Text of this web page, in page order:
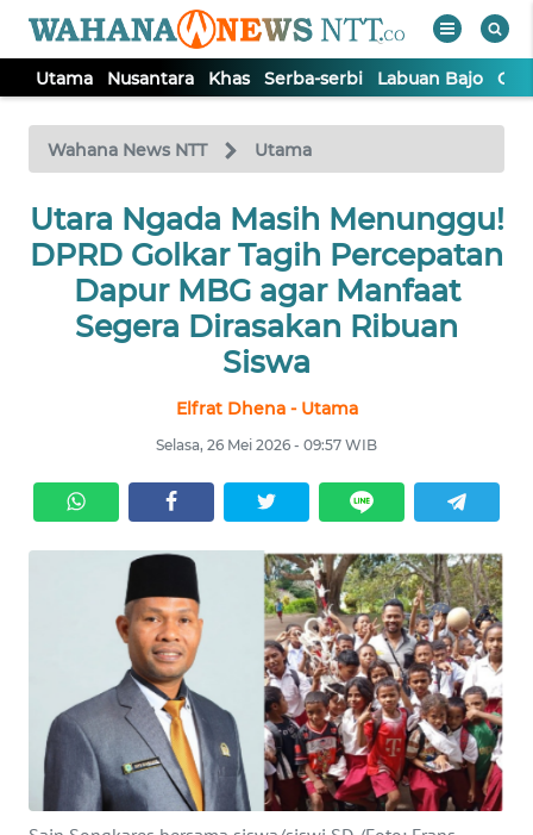
Utama Nusantara Khas Serba-serbi Labuan Bajo
Wahana News NTT Utama
Utara Ngada Masih Menunggu!
DPRD Golkar Tagih Percepatan
Dapur MBG agar Manfaat
Segera Dirasakan Ribuan
Siswa
Elfrat Dhena - Utama
Selasa, 26 Mei 2026 - 09:57 WIB
TV
Tutup
UTAMA
NUSANTARA
LABUAN
INDEKS
BERITA
KONTAK